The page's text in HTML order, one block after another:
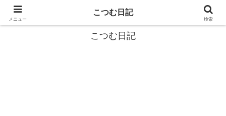
カタツムリから学ぶスローライフ🎓『こつむ日記』🐌
こつむ日記
メニュー
こつむ日記
検索